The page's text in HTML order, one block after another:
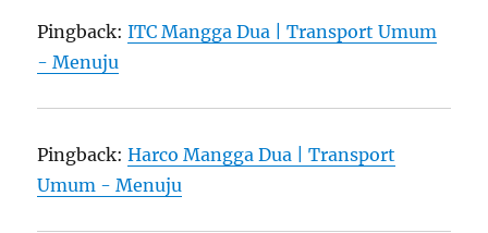
Pingback:ITC Mangga Dua | Transport Umum
- Menuju
Pingback:Harco Mangga Dua | Transport
Umum - Menuju